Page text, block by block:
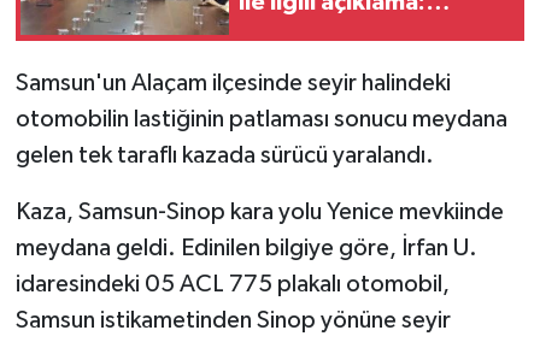
trafiğe açıldı'
Samsun'un Alaçam ilçesinde seyir halindeki
otomobilin lastiğinin patlaması sonucu meydana
gelen tek taraflı kazada sürücü yaralandı.
Kaza, Samsun-Sinop kara yolu Yenice mevkiinde
meydana geldi. Edinilen bilgiye göre, İrfan U.
idaresindeki 05 ACL 775 plakalı otomobil,
Samsun istikametinden Sinop yönüne seyir